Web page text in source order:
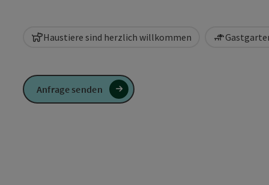
Haustiere sind herzlich willkommen
Anfrage senden